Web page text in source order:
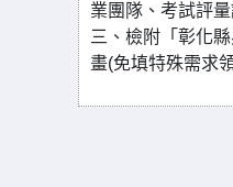
業團隊、考試評
三、檢附「彰化
畫(免填特殊需求